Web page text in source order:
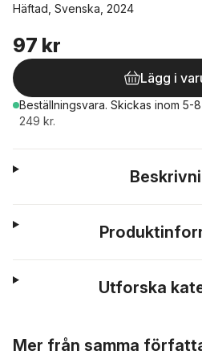
Häftad, Svenska, 2024
97 kr
Lägg i
Beställningsvara. Skickas inom 5-
249 kr.
Utforska
Mer från samma